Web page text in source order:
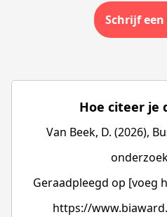
Schrijf
Hoe citeer je
Van Beek, D. (2026),
Geraadpleegd op [voeg
https://